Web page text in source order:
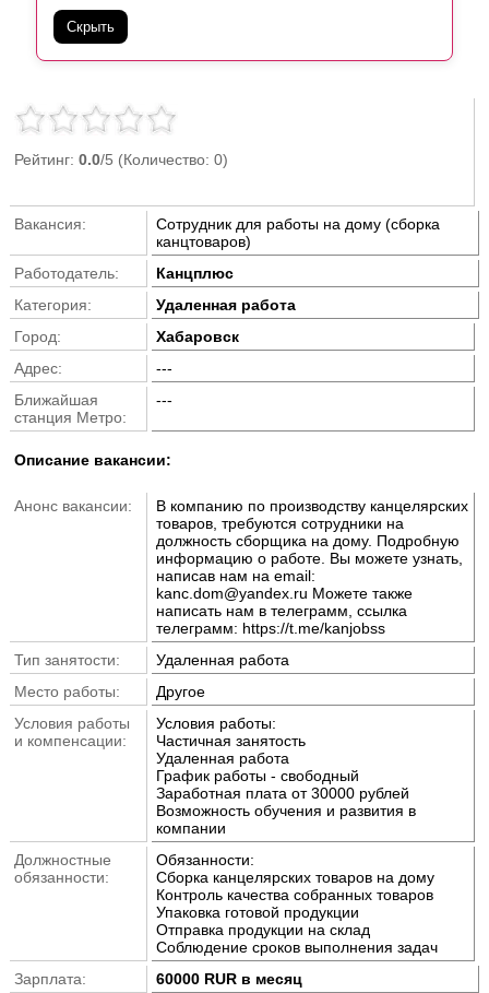
Скрыть
Рейтинг: 0.0/5 (Количество: 0)
Вакансия:
Сотрудник для работы на дому (сборка
канцтоваров)
Работодатель:
Канцплюс
Категория:
Удаленная работа
Город:
Хабаровск
Адрес:
---
Ближайшая
станция Метро:
---
Описание вакансии:
Анонс вакансии:
В компанию по производству канцелярских
товаров, требуются сотрудники на
должность сборщика на дому. Подробную
информацию о работе. Вы можете узнать,
написав нам на email:
kanc.dom@yandex.ru Можете также
написать нам в телеграмм, ссылка
телеграмм: https://t.me/kanjobss
Тип занятости:
Удаленная работа
Место работы:
Другое
Условия работы
и компенсации:
Условия работы:
Частичная занятость
Удаленная работа
График работы - свободный
Заработная плата от 30000 рублей
Возможность обучения и развития в
компании
Должностные
обязанности:
Обязанности:
Сборка канцелярских товаров на дому
Контроль качества собранных товаров
Упаковка готовой продукции
Отправка продукции на склад
Соблюдение сроков выполнения задач
Зарплата:
60000 RUR в месяц